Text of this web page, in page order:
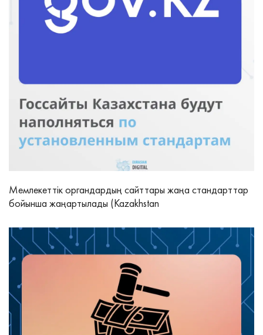
Мемлекеттік органдардың сайттары жаңа стандарттар
бойынша жаңартылады (Kazakhstan